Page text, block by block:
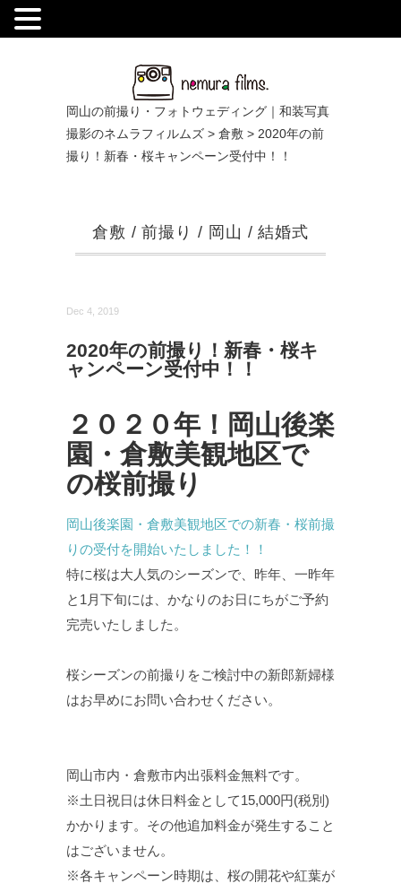
岡山の前撮り・フォトウェディング｜和装写真
撮影のネムラフィルムズ > 倉敷 > 2020年の前
撮り！新春・桜キャンペーン受付中！！
倉敷 /前撮り / 岡山 /結婚式
Dec 4, 2019
2020年の前撮り！新春・桜キ
ャンペーン受付中！！
２０２０年！岡山後楽
園・倉敷美観地区で
の桜前撮り
岡山後楽園・倉敷美観地区での新春・桜前撮
りの受付を開始いたしました！！
特に桜は大人気のシーズンで、昨年、一昨年
と1月下旬には、かなりのお日にちがご予約
完売いたしました。
桜シーズンの前撮りをご検討中の新郎新婦様
はお早めにお問い合わせください。
岡山市内・倉敷市内出張料金無料です。
※土日祝日は休日料金として15,000円(税別)
かかります。その他追加料金が発生すること
はございません。
※各キャンペーン時期は、桜の開花や紅葉が